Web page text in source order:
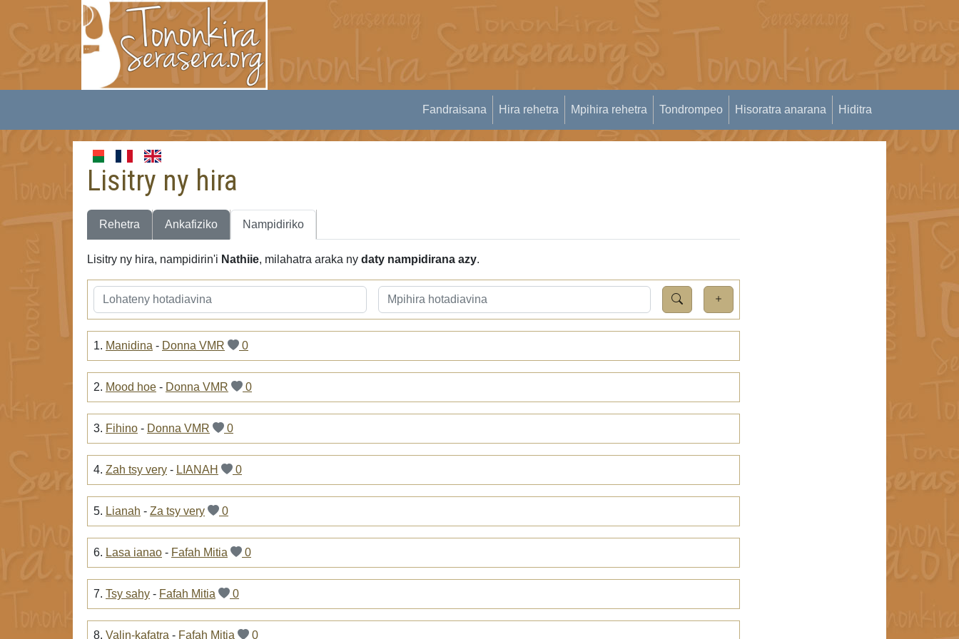
Fandraisana Hira rehetra Mpihira rehetra Tondrompeo Hisoratra anarana Hiditra
Lisitry ny hira
Rehetra Ankafiziko Nampidiriko
Lisitry ny hira, nampidirin'i Nathiie, milahatra araka ny daty nampidirana azy.
1. Manidina - Donna VMR 0
2. Mood hoe - Donna VMR 0
3. Fihino - Donna VMR 0
4. Zah tsy very - LIANAH 0
5. Lianah - Za tsy very 0
6. Lasa ianao - Fafah Mitia 0
7. Tsy sahy - Fafah Mitia 0
8. Valin-kafatra - Fafah Mitia 0